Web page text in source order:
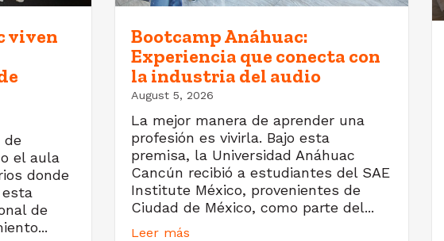
viven
de
el aula
donde
de
Bootcamp Anáhuac:
Experiencia que conecta con
la industria del audio
August 5, 2026
La mejor manera de aprender una
profesión es vivirla. Bajo esta
premisa, la Universidad Anáhuac
Cancún recibió a estudiantes del SAE
Institute México, provenientes de
Ciudad de México, como parte del...
Leer más